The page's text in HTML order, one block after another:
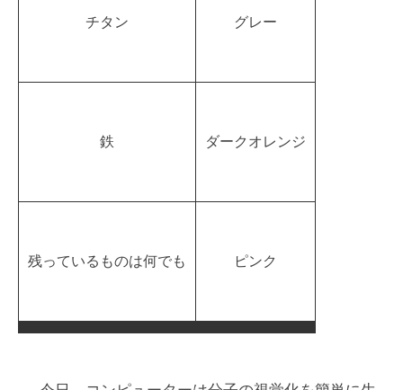
チタン グレー
鉄 ダークオレンジ
残っているものは何でも ピンク